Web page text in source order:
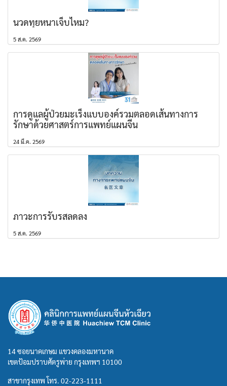
นวดทุยหนาเจ็บไหม?
5 ส.ค. 2569
การดูแลผู้ป่วยมะเร็งแบบองค์รวมตลอดเส้นทางการ
รักษาด้วยศาสตร์การแพทย์แผนจีน
24 มี.ค. 2569
ภาวะการรับรสลดลง
5 ส.ค. 2569
14 ซอยนาคเกษม แขวงคลองมหานาค
เขตป้อมปราบศัตรูพ่าย กรุงเทพฯ 10100
สาขากรุงเทพ โทร. 02-223-1111